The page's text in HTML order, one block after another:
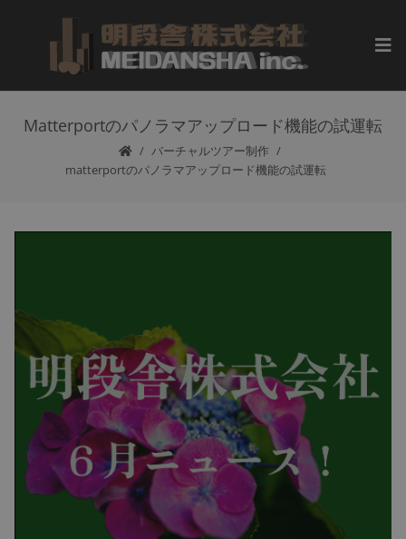
Matterportのパノラマアップロード機能の試運転
バーチャルツアー制作
matterportのパノラマアップロード機能の試運転